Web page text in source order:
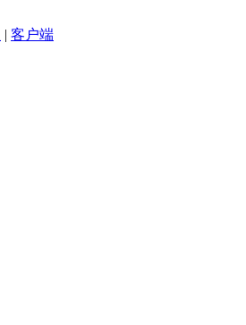
| 客户端